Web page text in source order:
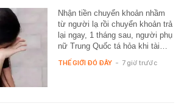
Nhận tiền chuyển khoản nhầm
từ người lạ rồi chuyển khoản trả
lại ngay, 1 tháng sau, người phụ
nữ Trung Quốc tá hỏa khi tài…
THẾ GIỚI ĐÓ ĐÂY - 7 giờ trước